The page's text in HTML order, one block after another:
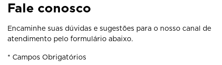
Fale conosco
Encaminhe suas dúvidas e sugestões para o nosso canal de
atendimento pelo formulário abaixo.
* Campos Obrigatórios